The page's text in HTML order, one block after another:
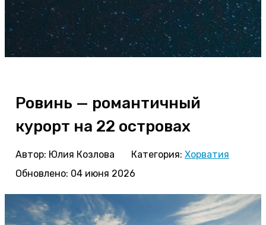
Ровинь — романтичный
курорт на 22 островах
Автор: Юлия Козлова Категория: Хорватия
Обновлено: 04 июня 2026